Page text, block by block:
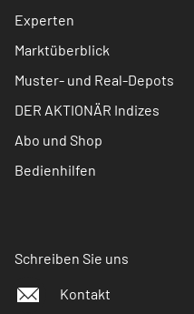
Experten
Marktüberblick
Muster- und Real-Depots
DER AKTIONÄR Indizes
Abo und Shop
Bedienhilfen
Schreiben Sie uns
Kontakt